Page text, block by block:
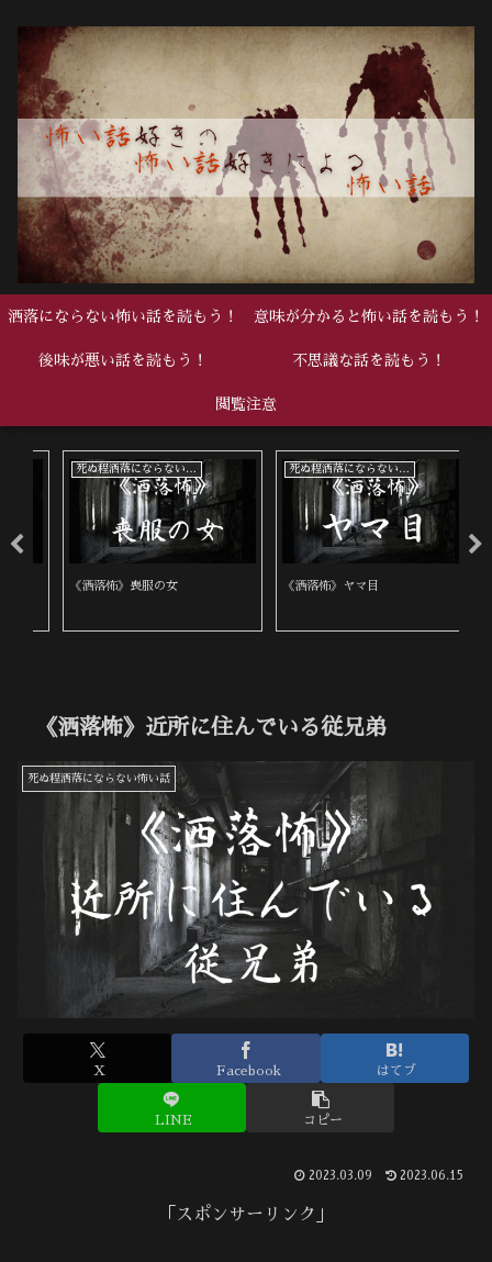
洒落にならない怖い話を読もう！ 意味が分かると怖い話を読もう！
後味が悪い話を読もう！ 不思議な話を読もう！
閲覧注意
死ぬ程洒落にならない怖い話
《洒落怖》喪服の女
死ぬ程洒落にならない怖い話
《洒落怖》ヤマ目
《洒落怖》近所に住んでいる従兄弟
死ぬ程洒落にならない怖い話
X Facebook はてブ
LINE コピー
2023.03.09 2023.06.15
「スポンサーリンク」